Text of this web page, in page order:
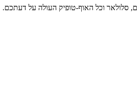
סלולאר וכל האוף-טופיק העולה על דעתכם.